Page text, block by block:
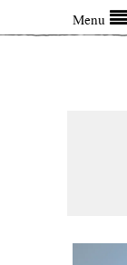
Menu